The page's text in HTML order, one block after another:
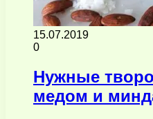
15.07.2019
0
Нужные
медом и